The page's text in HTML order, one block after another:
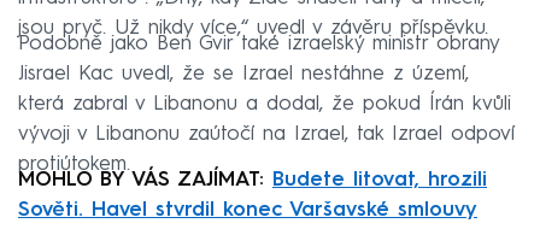
jsou pryč. Už nikdy více,“ uvedl v závěru příspěvku.
Podobně jako Ben Gvir také izraelský ministr obrany
Jisrael Kac uvedl, že se Izrael nestáhne z území,
která zabral v Libanonu a dodal, že pokud Írán kvůli
vývoji v Libanonu zaútočí na Izrael, tak Izrael odpoví
protiútokem.
MOHLO BY VÁS ZAJÍMAT:
Budete litovat, hrozili
Sověti. Havel stvrdil konec Varšavské smlouvy